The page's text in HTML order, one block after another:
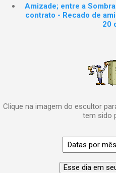
Amizade; entre a
contrato - Recado de
20
Clique na imagem do escultor
tem sido